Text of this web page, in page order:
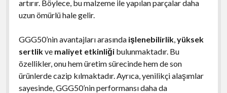
artırır. Böylece, bu malzeme ile yapılan parçalar daha
uzun ömürlü hale gelir.
GGG50’nin avantajları arasında işlenebilirlik,yüksek
sertlikve maliyet etkinliğibulunmaktadır. Bu
özellikler, onu hem üretim sürecinde hem de son
ürünlerde cazip kılmaktadır. Ayrıca, yenilikçi alaşımlar
sayesinde, GGG50’nin performansı daha da